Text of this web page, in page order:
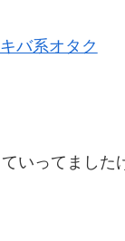
いってました